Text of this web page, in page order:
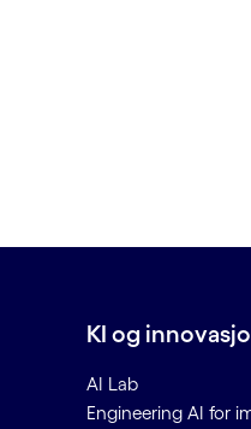
KI og
AI Lab
Engineering AI for